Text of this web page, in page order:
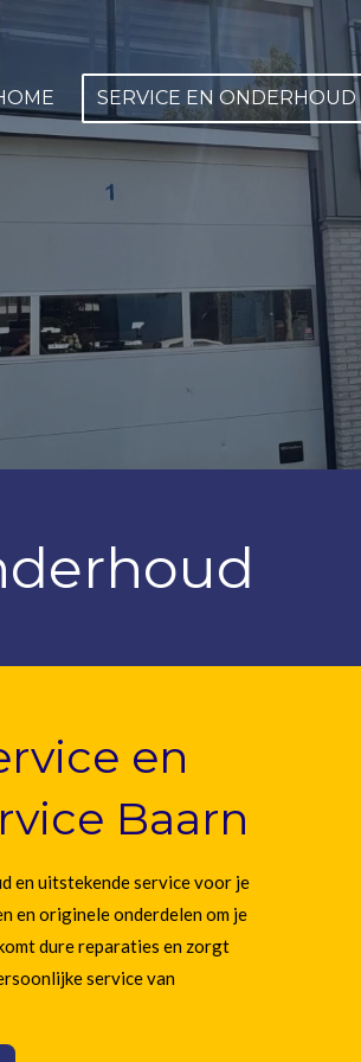
SERVICE EN ONDERHOUD
en
Baarn
en uitstekende service voor je
en originele onderdelen om je
dure reparaties en zorgt
service van